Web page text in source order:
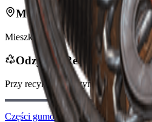
Można znaleźć w
Mieszkalna
Odzysk z Recyklingu
Przy recyklingu otrzymasz -200 mniej
Części gumowe